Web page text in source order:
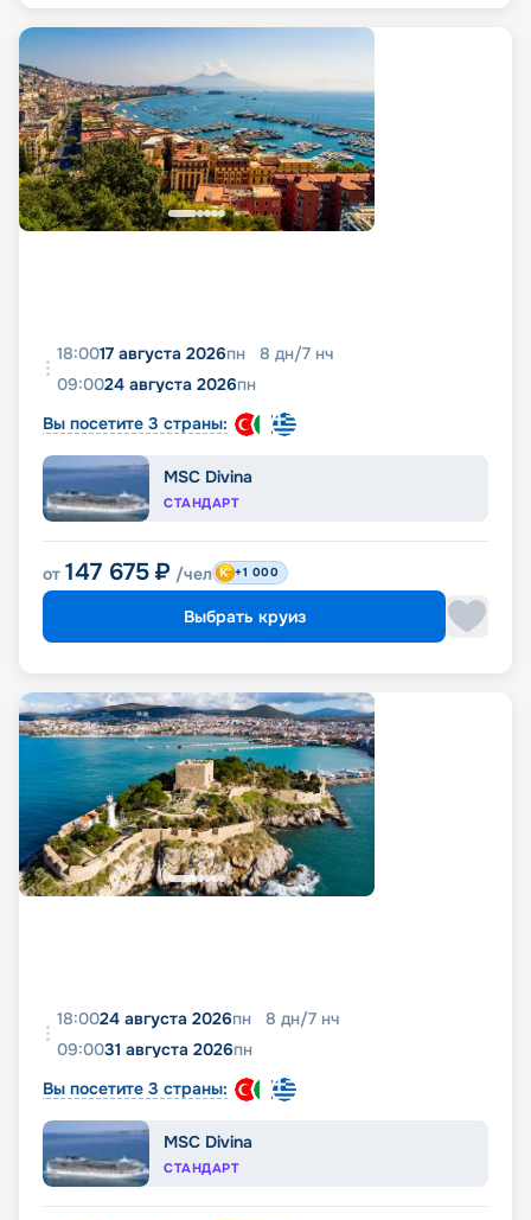
18:0017 августа 2026пн 8 дн/7 нч
09:0024 августа 2026пн
Вы посетите 3 страны:
MSC Divina
СТАНДАРТ
от 147 675 ₽ /чел +1 000
Выбрать круиз
18:0024 августа 2026пн 8 дн/7 нч
09:0031 августа 2026пн
Вы посетите 3 страны:
MSC Divina
СТАНДАРТ